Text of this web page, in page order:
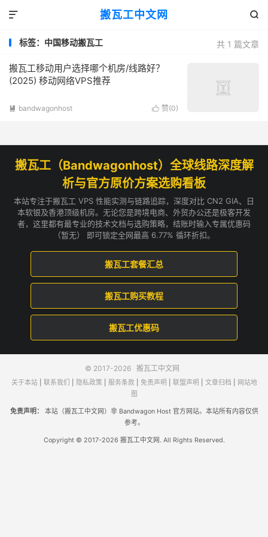
搬瓦工中文网 

共 1 篇文章
标签：中国移动搬瓦工
搬瓦工移动用户选择哪个机房/线路好？
(2025) 移动网络VPS推荐
 赞(0)
 bandwagonhost
搬瓦工（Bandwagonhost）全球线路深度解
析与官方原价方案选购看板
本站专注于搬瓦工 VPS 性能实测与链路追踪，深度对比 CN2 GIA、日
本软银及香港顶级机房。无论您是跨境电商、外贸办公还是极客开发
者，这里都有最专业的技术文档与选购策略，结账时输入专属优惠码
（暂无） 即可锁定全网最高 6.77% 循环折扣。
搬瓦工套餐汇总
搬瓦工购买教程
搬瓦工优惠码
© 2017-2026 搬瓦工中文网
关于本站| 联系我们 隐私政策 服务条款 免责声明 联盟声明 文章归档
网站地
图
免责声明：
本站（搬瓦工中文网）非 Bandwagon Host 官方网站。本站所有内容仅供
参考。
Copyright © 2017-2026 搬瓦工中文网. All Rights Reserved.